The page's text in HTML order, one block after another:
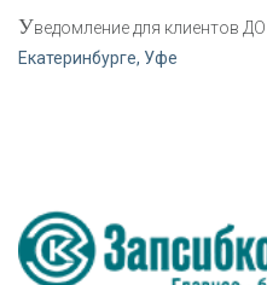
Уведомление для клиентов ДО
Екатеринбурге, Уфе